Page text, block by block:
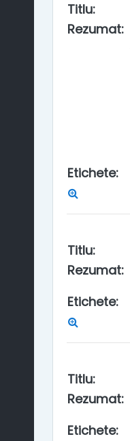
Titlu:
Rezumat:
Etichete:
Titlu:
Rezumat:
Etichete:
Titlu:
Rezumat:
Etichete: